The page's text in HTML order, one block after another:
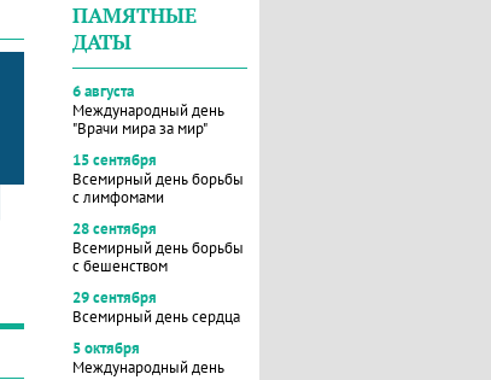
ПАМЯТНЫЕ
ДАТЫ
6 августа
Международный день
"Врачи мира за мир"
15 сентября
Всемирный день борьбы
с лимфомами
28 сентября
Всемирный день борьбы
с бешенством
29 сентября
Всемирный день сердца
5 октября
Международный день